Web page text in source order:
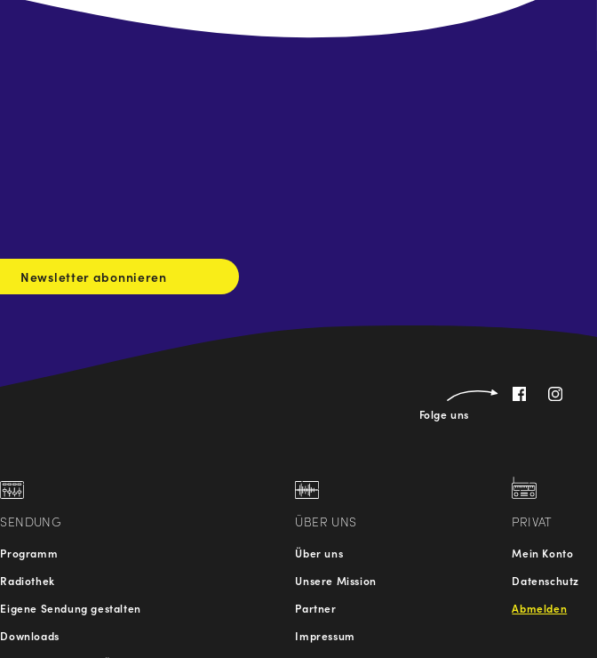
Newsletter abonnieren
Folge uns
SENDUNG
Programm
Radiothek
Eigene Sendung gestalten
Downloads
ÜBER UNS
Über uns
Unsere Mission
Partner
Impressum
PRIVAT
Mein Konto
Datenschutz
Abmelden